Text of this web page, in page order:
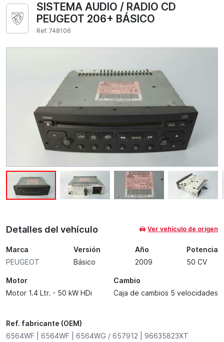
SISTEMA AUDIO / RADIO CD
PEUGEOT 206+ BÁSICO
Ref. 748106
Detalles del vehículo Ver vehículo de origen
Marca
PEUGEOT
Versión
Básico
Año
2009
Potencia
50 CV
Motor
Motor 1.4 Ltr. - 50 kW HDi
Cambio
Caja de cambios 5 velocidades
Ref. fabricante (OEM)
6564WF | 6564WF | 6564WG / 657912 | 96635823XT